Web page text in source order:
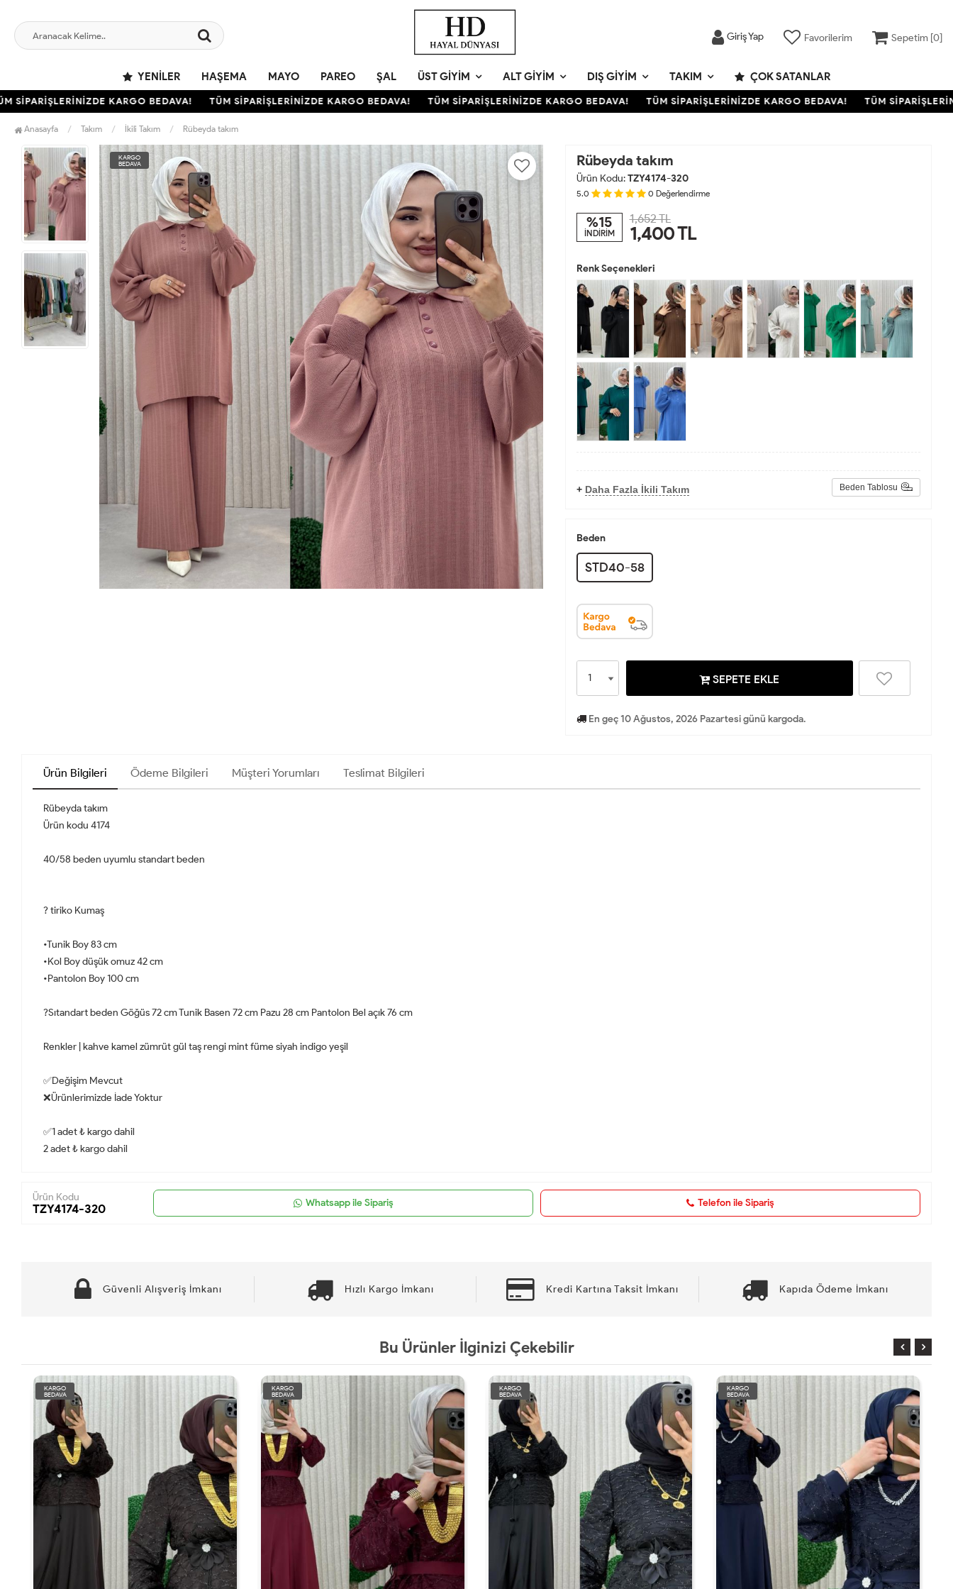
Giriş Yap Favorilerim Sepetim [0]
YENILER HAŞEMA MAYO PAREO ŞAL ÜST GIYIM ALT GIYIM DIŞ GIYIM TAKIM ÇOK SATANLAR
KARGO BEDAVA! TÜM SİPARİŞLERİNİZDE KARGO BEDAVA! TÜM SİPARİŞLERİNİZDE KARGO BEDAVA! TÜM SİPARİŞLERİNİZDE KARGO BEDAVA! TÜM
Anasayfa Takım İkili Takım Rübeyda takım
KARGO
BEDAVA
Rübeyda takım
Ürün Kodu:TZY4174-320
5.0 0 Değerlendirme
%15
İNDİRİM
1,652 TL
1,400TL
Renk Seçenekleri
+ Daha Fazla İkili Takım Beden Tablosu
Beden
STD40-58
SEPETE EKLE
En geç 10 Ağustos, 2026 Pazartesi günü kargoda.
Ürün Bilgileri Ödeme Bilgileri Müşteri Yorumları Teslimat Bilgileri
Rübeyda takım
Ürün kodu 4174
40/58 beden uyumlu standart beden
? tiriko Kumaş
•Tunik Boy 83 cm
•Kol Boy düşük omuz 42 cm
•Pantolon Boy 100 cm
?Sıtandart beden Göğüs 72 cm Tunik Basen 72 cm Pazu 28 cm Pantolon Bel açık 76 cm
Renkler | kahve kamel zümrüt gül taş rengi mint füme siyah indigo yeşil
✅Değişim Mevcut
❌Ürünlerimizde İade Yoktur
✅1 adet ₺ kargo dahil
2 adet ₺ kargo dahil
Ürün Kodu
TZY4174-320 Whatsapp ile Sipariş Telefon ile Sipariş
Güvenli Alışveriş İmkanı Hızlı Kargo İmkanı Kredi Kartına Taksit İmkanı Kapıda Ödeme İmkanı
Bu Ürünler İlginizi Çekebilir
KARGO
BEDAVA
KARGO
BEDAVA
KARGO
BEDAVA
KARGO
BEDAVA